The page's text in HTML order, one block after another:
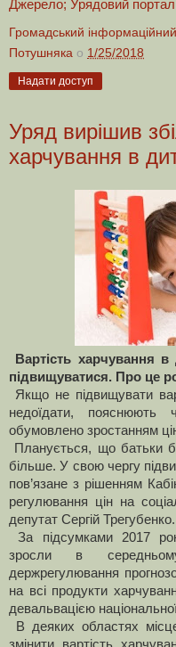
Джерело; Урядовий портал
Громадський
Потушняка о 1/25/2018
Надати доступ
Уряд вирішив
харчування в
Вартість харчування
підвищуватися. Про це
Якщо не підвищувати
недоїдати, пояснюють
обумовлено зростанням
Планується, що батьки
більше. У свою чергу
пов’язане з рішенням
регулювання цін на
депутат Сергій Трегубенко.
За підсумками 2017
зросли в
держрегулювання
на всі продукти
девальвацією
В деяких областях